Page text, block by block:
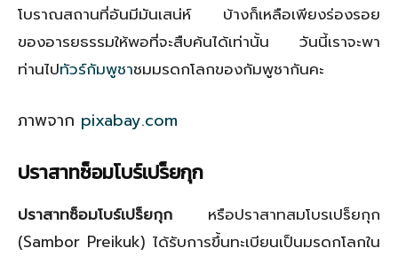
โบราณสถานที่อันมีมันเสน่ห์ บ้างก็เหลือเพียงร่องรอย
ของอารยธรรมให้พอที่จะสืบค้นได้เท่านั้น วันนี้เราจะพา
ท่านไปทัวร์กัมพูชาชมมรดกโลกของกัมพูชากันคะ
ภาพจาก pixabay.com
ปราสาทซ็อมโบร์เปร็ยกุก
ปราสาทซ็อมโบร์เปร็ยกุก หรือปราสาทสมโบรเปร็ยกุก
(Sambor Preikuk) ได้รับการขึ้นทะเบียนเป็นมรดกโลกใน